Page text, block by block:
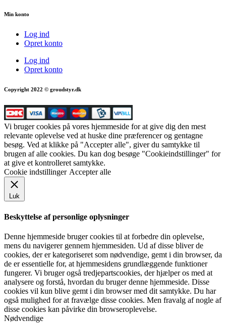
Min konto
Log ind
Opret konto
Log ind
Opret konto
Copyright 2022 © groudstyr.dk
Vi bruger cookies på vores hjemmeside for at give dig den mest
relevante oplevelse ved at huske dine præferencer og gentagne
besøg. Ved at klikke på "Accepter alle", giver du samtykke til
brugen af alle cookies. Du kan dog besøge "Cookieindstillinger" for
at give et kontrolleret samtykke.
Cookie indstillinger Accepter alle
Luk
Beskyttelse af personlige oplysninger
Denne hjemmeside bruger cookies til at forbedre din oplevelse,
mens du navigerer gennem hjemmesiden. Ud af disse bliver de
cookies, der er kategoriseret som nødvendige, gemt i din browser, da
de er essentielle for, at hjemmesidens grundlæggende funktioner
fungerer. Vi bruger også tredjepartscookies, der hjælper os med at
analysere og forstå, hvordan du bruger denne hjemmeside. Disse
cookies vil kun blive gemt i din browser med dit samtykke. Du har
også mulighed for at fravælge disse cookies. Men fravalg af nogle af
disse cookies kan påvirke din browseroplevelse.
Nødvendige